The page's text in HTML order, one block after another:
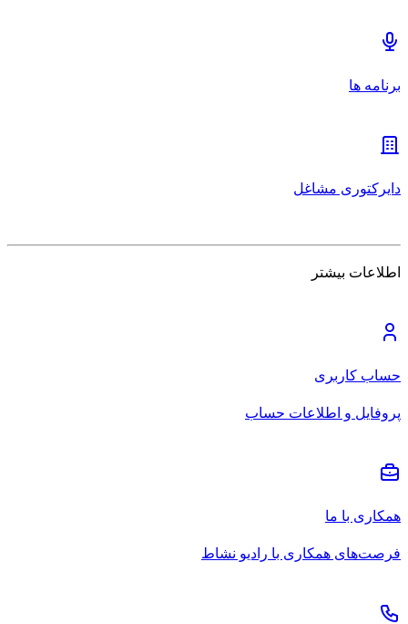
برنامه ها
دایرکتوری مشاغل
اطلاعات بیشتر
حساب کاربری
پروفایل و اطلاعات حساب
همکاری با ما
فرصت‌های همکاری با رادیو نشاط